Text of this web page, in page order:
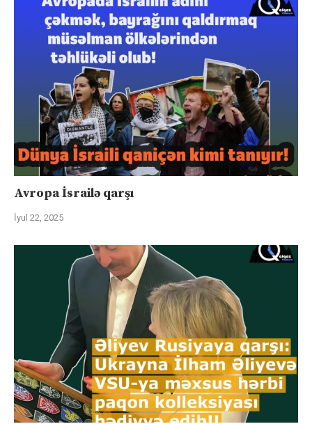
Avropa İsrailə qarşı
İyul 22, 2025